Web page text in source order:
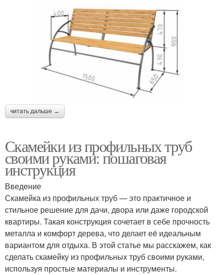
читать дальше →
Скамейки из профильных труб
своими руками: пошаговая
инструкция
Введение
Скамейка из профильных труб — это практичное и
стильное решение для дачи, двора или даже городской
квартиры. Такая конструкция сочетает в себе прочность
металла и комфорт дерева, что делает её идеальным
вариантом для отдыха. В этой статье мы расскажем, как
сделать скамейку из профильных труб своими руками,
используя простые материалы и инструменты.